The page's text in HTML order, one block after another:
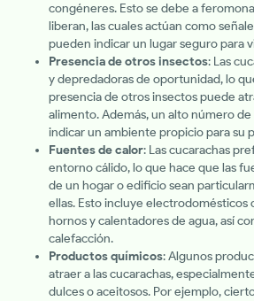
congéneres. Esto se debe a
liberan, las cuales actúan como
pueden indicar un lugar seguro para
Presencia de otros insectos: Las
y depredadoras de oportunidad, lo
presencia de otros insectos puede
alimento. Además, un alto número
indicar un ambiente propicio para su
Fuentes de calor: Las cucarachas
entorno cálido, lo que hace que las
de un hogar o edificio sean
ellas. Esto incluye
hornos y calentadores de agua, así
calefacción.
Productos químicos: Algunos
atraer a las cucarachas,
dulces o aceitosos. Por ejemplo,